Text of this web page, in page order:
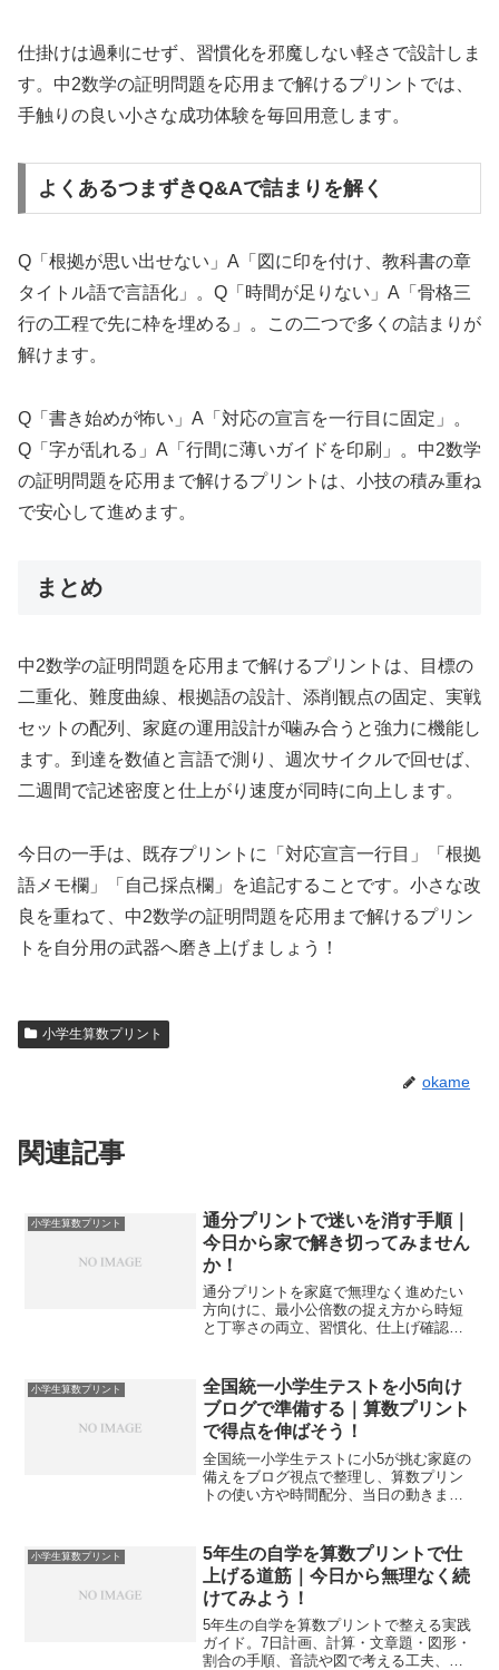
仕掛けは過剰にせず、習慣化を邪魔しない軽さで設計しま
す。中2数学の証明問題を応用まで解けるプリントでは、
手触りの良い小さな成功体験を毎回用意します。
よくあるつまずきQ&Aで詰まりを解く
Q「根拠が思い出せない」A「図に印を付け、教科書の章
タイトル語で言語化」。Q「時間が足りない」A「骨格三
行の工程で先に枠を埋める」。この二つで多くの詰まりが
解けます。
Q「書き始めが怖い」A「対応の宣言を一行目に固定」。
Q「字が乱れる」A「行間に薄いガイドを印刷」。中2数学
の証明問題を応用まで解けるプリントは、小技の積み重ね
で安心して進めます。
まとめ
中2数学の証明問題を応用まで解けるプリントは、目標の
二重化、難度曲線、根拠語の設計、添削観点の固定、実戦
セットの配列、家庭の運用設計が噛み合うと強力に機能し
ます。到達を数値と言語で測り、週次サイクルで回せば、
二週間で記述密度と仕上がり速度が同時に向上します。
今日の一手は、既存プリントに「対応宣言一行目」「根拠
語メモ欄」「自己採点欄」を追記することです。小さな改
良を重ねて、中2数学の証明問題を応用まで解けるプリン
トを自分用の武器へ磨き上げましょう！
小学生算数プリント
okame
関連記事
小学生算数プリント
通分プリントで迷いを消す手順｜
今日から家で解き切ってみません
か！
通分プリントを家庭で無理なく進めたい
方向けに、最小公倍数の捉え方から時短
と丁寧さの両立、習慣化、仕上げ確認ま
を育てます。
小学生算数プリント
全国統一小学生テストを小5向け
ブログで準備する｜算数プリント
で得点を伸ばそう！
全国統一小学生テストに小5が挑む家庭の
備えをブログ視点で整理し、算数プリン
トの使い方や時間配分、当日の動きまで
小学生算数プリント
5年生の自学を算数プリントで仕
上げる道筋｜今日から無理なく続
けてみよう！
5年生の自学を算数プリントで整える実践
ガイド。7日計画、計算・文章題・図形・
割合の手順、音読や図で考える工夫、レ